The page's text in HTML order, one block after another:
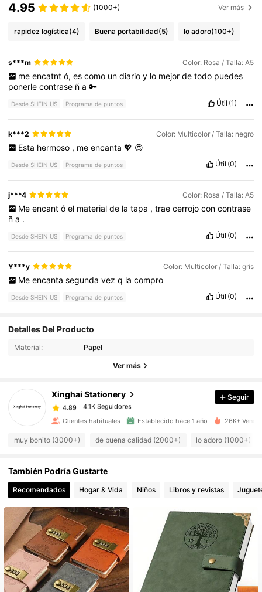
4.95 (1000+) Ver más
rapidez logística(4) Buena portabilidad(5) lo adoro(100+)
s***m Color: Rosa / Talla: A5
me encatnt ó, es como un diario y lo mejor de todo puedes
ponerlecontrase ña🔑
Desde SHEIN US Programa de puntos Útil (1)
k***2 Color: Multicolor / Talla: negro
Esta hermoso , me encanta 💖 😍
Desde SHEIN US Programa de puntos Útil (0)
j***4 Color: Rosa / Talla: A5
Me encant ó el material de la tapa , trae cerrojo con contrase
ña .
Desde SHEIN US Programa de puntos Útil (0)
Y***y Color: Multicolor / Talla: gris
Me encanta segunda vez q la compro
Desde SHEIN US Programa de puntos Útil (0)
Detalles Del Producto
Material: Papel
Ver más
Xinghai Stationery
4.89 4.1K Seguidores
4.1K Seguidores
4.1K Seguidores
a***a
Hace 1 día
4.89 4.1K Seguidores
4.89 4.1K Seguidores
4.89 4.1K Seguidores
4.89 4.1K Seguidores
4.89 4.1K Seguidores
Seguir
Clientes habituales Establecido hace 1 año 26K+
muy bonito (3000+) de buena calidad (2000+) lo adoro (1000+)
También Podría Gustarte
Recomendados Hogar & Vida Niños Libros y revistas